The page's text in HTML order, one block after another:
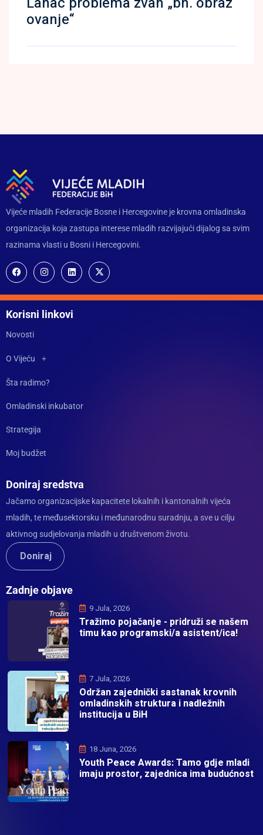
ovanje“
Vijeće mladih Federacije Bosne i Hercegovine je krovna omladinska
organizacija koja zastupa interese mladih razvijajući dijalog sa svim
razinama vlasti u Bosni i Hercegovini.
Korisni linkovi
Novosti
O Vijeću
Šta radimo?
Omladinski inkubator
Strategija
Moj budžet
Doniraj sredstva
Jačamo organizacijske kapacitete lokalnih i kantonalnih vijeća
mladih, te međusektorsku i međunarodnu suradnju, a sve u cilju
aktivnog sudjelovanja mladih u društvenom životu.
Doniraj
Zadnje objave
9 Jula, 2026
Tražimo pojačanje - pridruži se našem
timu kao programski/a asistent/ica!
7 Jula, 2026
Održan zajednički sastanak krovnih
omladinskih struktura i nadležnih
institucija u BiH
18 Juna, 2026
Youth Peace Awards: Tamo gdje mladi
imaju prostor, zajednica ima budućnost